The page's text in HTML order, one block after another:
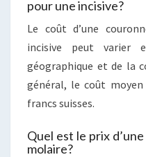
pour une incisive?
Le coût d’une
incisive peut varier
géographique et de la
général, le coût
francs suisses.
Quel est le prix
molaire?